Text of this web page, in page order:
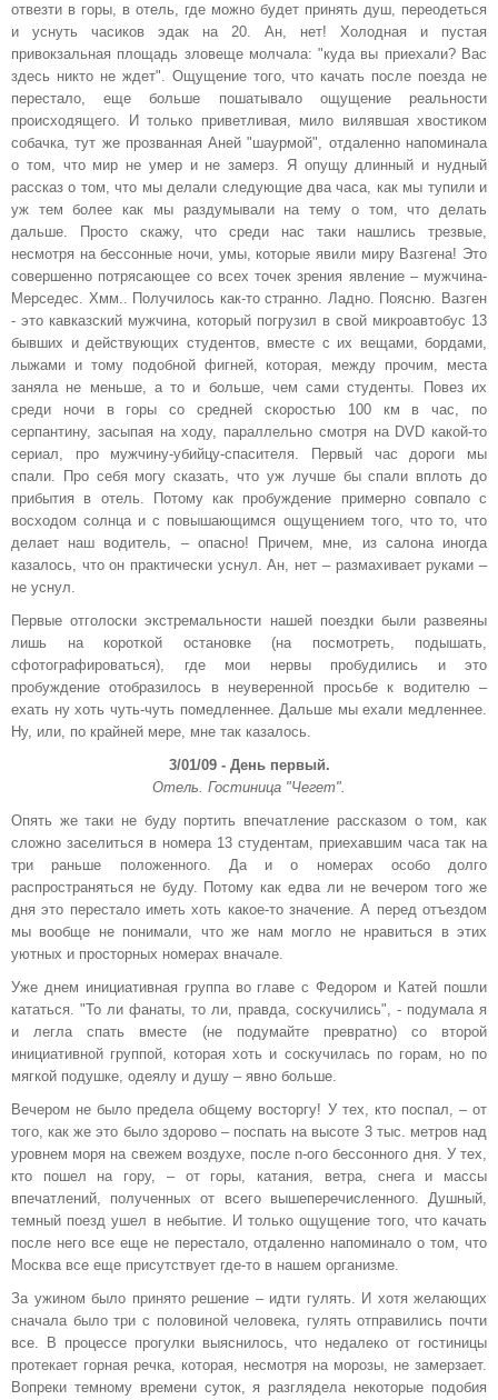
отвезти в горы, в отель, где можно будет принять душ, переодеться
и уснуть часиков эдак на 20. Ан, нет! Холодная и пустая
привокзальная площадь зловеще молчала: "куда вы приехали? Вас
здесь никто не ждет". Ощущение того, что качать после поезда не
перестало, еще больше пошатывало ощущение реальности
происходящего. И только приветливая, мило вилявшая хвостиком
собачка, тут же прозванная Аней "шаурмой", отдаленно напоминала
о том, что мир не умер и не замерз. Я опущу длинный и нудный
рассказ о том, что мы делали следующие два часа, как мы тупили и
уж тем более как мы раздумывали на тему о том, что делать
дальше. Просто скажу, что среди нас таки нашлись трезвые,
несмотря на бессонные ночи, умы, которые явили миру Вазгена! Это
совершенно потрясающее со всех точек зрения явление – мужчина-
Мерседес. Хмм.. Получилось как-то странно. Ладно. Поясню. Вазген
- это кавказский мужчина, который погрузил в свой микроавтобус 13
бывших и действующих студентов, вместе с их вещами, бордами,
лыжами и тому подобной фигней, которая, между прочим, места
заняла не меньше, а то и больше, чем сами студенты. Повез их
среди ночи в горы со средней скоростью 100 км в час, по
серпантину, засыпая на ходу, параллельно смотря на DVD какой-то
сериал, про мужчину-убийцу-спасителя. Первый час дороги мы
спали. Про себя могу сказать, что уж лучше бы спали вплоть до
прибытия в отель. Потому как пробуждение примерно совпало с
восходом солнца и с повышающимся ощущением того, что то, что
делает наш водитель, – опасно! Причем, мне, из салона иногда
казалось, что он практически уснул. Ан, нет – размахивает руками –
не уснул.
Первые отголоски экстремальности нашей поездки были развеяны
лишь на короткой остановке (на посмотреть, подышать,
сфотографироваться), где мои нервы пробудились и это
пробуждение отобразилось в неуверенной просьбе к водителю –
ехать ну хоть чуть-чуть помедленнее. Дальше мы ехали медленнее.
Ну, или, по крайней мере, мне так казалось.
3/01/09 - День первый.
Отель. Гостиница "Чегет".
Опять же таки не буду портить впечатление рассказом о том, как
сложно заселиться в номера 13 студентам, приехавшим часа так на
три раньше положенного. Да и о номерах особо долго
распространяться не буду. Потому как едва ли не вечером того же
дня это перестало иметь хоть какое-то значение. А перед отъездом
мы вообще не понимали, что же нам могло не нравиться в этих
уютных и просторных номерах вначале.
Уже днем инициативная группа во главе с Федором и Катей пошли
кататься. "То ли фанаты, то ли, правда, соскучились", - подумала я
и легла спать вместе (не подумайте превратно) со второй
инициативной группой, которая хоть и соскучилась по горам, но по
мягкой подушке, одеялу и душу – явно больше.
Вечером не было предела общему восторгу! У тех, кто поспал, – от
того, как же это было здорово – поспать на высоте 3 тыс. метров над
уровнем моря на свежем воздухе, после n-ого бессонного дня. У тех,
кто пошел на гору, – от горы, катания, ветра, снега и массы
впечатлений, полученных от всего вышеперечисленного. Душный,
темный поезд ушел в небытие. И только ощущение того, что качать
после него все еще не перестало, отдаленно напоминало о том, что
Москва все еще присутствует где-то в нашем организме.
За ужином было принято решение – идти гулять. И хотя желающих
сначала было три с половиной человека, гулять отправились почти
все. В процессе прогулки выяснилось, что недалеко от гостиницы
протекает горная речка, которая, несмотря на морозы, не замерзает.
Вопреки темному времени суток, я разглядела некоторые подобия